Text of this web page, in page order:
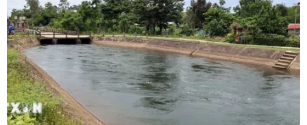
phép vũ khí quân dụng
07/08/2026 12:25
Tây Ninh cảnh báo giả mạo cơ quan
đăng ký kinh doanh để lừa đảo